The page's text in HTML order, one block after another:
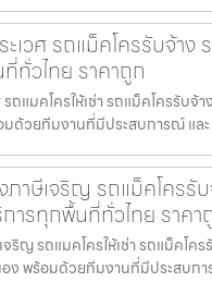
ะเวศ รถแม็คโครรับจ้าง
ทั่วไทย ราคาถูก
รถแมคโครให้เช่า รถแม็คโครรับจ้
มด้วยทีมงานที่มีประสบการณ์ และ
ภาษีเจริญ รถแม็คโครรั
การทุกพื้นที่ทั่วไทย ราคา
ริญ รถแมคโครให้เช่า รถแม็คโคร
อง พร้อมด้วยทีมงานที่มีประสบก